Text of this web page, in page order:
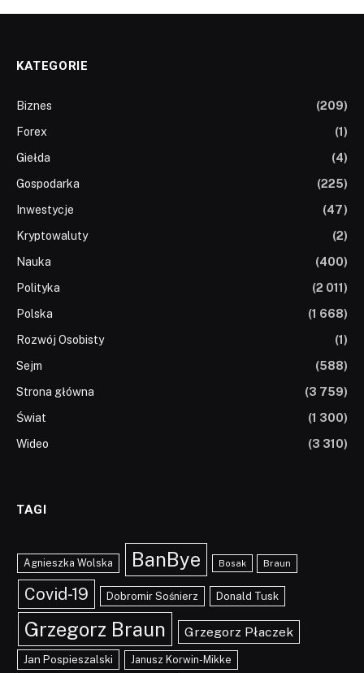
KATEGORIE
Biznes
(209)
Forex
(1)
Giełda
(4)
Gospodarka
(225)
Inwestycje
(47)
Kryptowaluty
(2)
Nauka
(400)
Polityka
(2 011)
Polska
(1 668)
Rozwój Osobisty
(1)
Sejm
(588)
Strona główna
(3 759)
Świat
(1 300)
Wideo
(3 310)
TAGI
Agnieszka Wolska BanBye Bosak Braun
Covid-19 Dobromir Sośnierz Donald Tusk
Grzegorz Braun Grzegorz Płaczek
Jan Pospieszalski Janusz Korwin-Mikke